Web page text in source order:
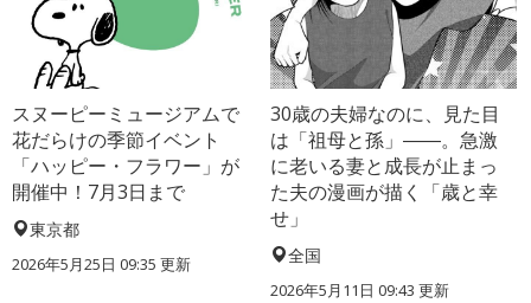
スヌーピーミュージアムで
花だらけの季節イベント
「ハッピー・フラワー」が
開催中！7月3日まで
東京都
2026年5月25日 09:35 更新
30歳の夫婦なのに、見た目
は「祖母と孫」――。急激
に老いる妻と成長が止まっ
た夫の漫画が描く「歳と幸
せ」
全国
2026年5月11日 09:43 更新